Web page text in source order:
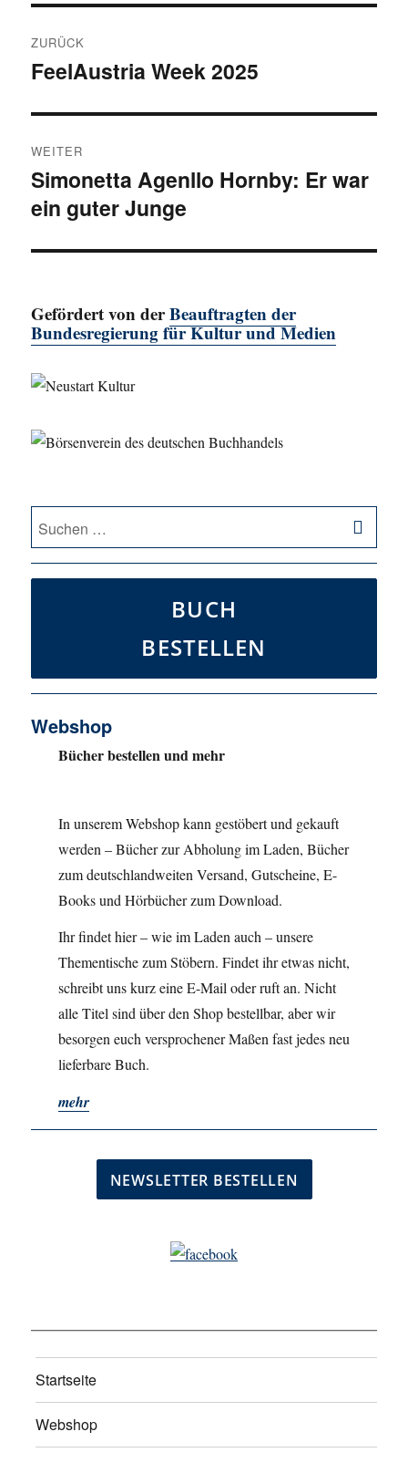
ZURÜCK
Vorheriger
FeelAustria Week 2025
WEITER
Nächster
Beitrag:
Simonetta Agenllo Hornby: Er war
ein guter Junge
Gefördert von derBeauftragten der
Bundesregierung für Kultur und Medien
Suche
nach:
BUCH
BESTELLEN
Webshop
Bücher bestellen und mehr
In unserem Webshop kann gestöbert und gekauft
werden – Bücher zur Abholung im Laden, Bücher
zum deutschlandweiten Versand, Gutscheine, E-
Books und Hörbücher zum Download.
Ihr findet hier – wie im Laden auch – unsere
Thementische zum Stöbern. Findet ihr etwas nicht,
schreibt uns kurz eine E-Mail oder ruft an. Nicht
alle Titel sind über den Shop bestellbar, aber wir
besorgen euch versprochener Maßen fast jedes neu
lieferbare Buch.
mehr
Startseite
Webshop